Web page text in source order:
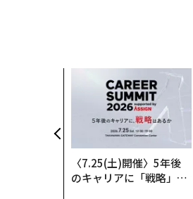
〈7.25(土)開催〉5年後
のキャリアに「戦略」は